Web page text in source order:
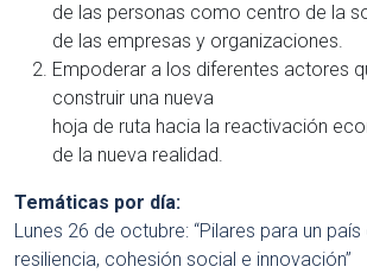
de las personas como centro de la
de las empresas y organizaciones.
Empoderar a los diferentes actores
construir una nueva
hoja de ruta hacia la reactivación
de la nueva realidad.
Temáticas por día:
Lunes 26 de octubre: “Pilares para un
resiliencia, cohesión social e innovación”